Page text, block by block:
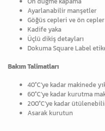
Ayarlanabilir manşetler
Göğüs cepleri ve ön cepler
Kadife yaka
Üçlü dikiş detayları
Dokuma Square Label
Bakım Talimatları
40°C’ye kadar makinede
60°C’ye kadar kurutma
200°C’ye kadar
Asarak kurutun